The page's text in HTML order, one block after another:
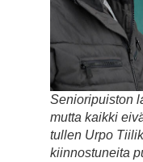
Senioripuiston
mutta kaikki
tullen Urpo
kiinnostuneita